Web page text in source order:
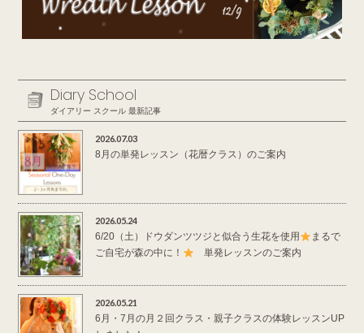
Diary School
ダイアリー スクール 最新記事
2026.07.03
8月の単発レッスン（花暦クラス）のご案内
2026.05.24
6/20（土）ドウダンツツジと似合う生花を使用
まるで
ご自宅が森の中に！
単発レッスンのご案内
2026.05.21
6月・7月の月２回クラス・親子クラスの体験レッスンUP